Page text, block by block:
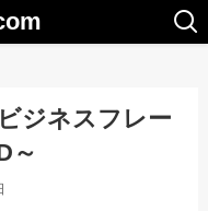
ジネスフレー
～